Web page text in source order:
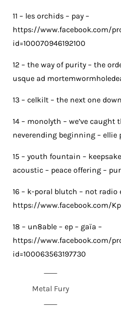
11 – les orchids – pay –
https://www.facebook.com/
id=100070946192100
12 – the way of purity – the
usque ad
13 – celkilt – the next one
14 – monolyth – we’ve caught
neverending beginning – ellie
15 – youth fountain –
acoustic – peace offering –
16 – k-poral blutch – not radio
https://www.facebook.com/
18 – un8able – ep – gaïa –
https://www.facebook.com/
id=100063563197730
Metal Fury